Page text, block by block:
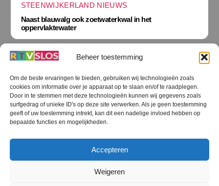
Beheer toestemming
Om de beste ervaringen te bieden, gebruiken wij technologieën zoals
cookies om informatie over je apparaat op te slaan en/of te raadplegen.
Door in te stemmen met deze technologieën kunnen wij gegevens zoals
surfgedrag of unieke ID's op deze site verwerken. Als je geen toestemming
geeft of uw toestemming intrekt, kan dit een nadelige invloed hebben op
bepaalde functies en mogelijkheden.
Accepteren
Weigeren
STEENWIJKERLAND NIEUWS
Naast blauwalg ook zoetwaterkwal in het
oppervlaktewater
Terug
naar
boven
RTV SLOS
RTV SLOS ANBI